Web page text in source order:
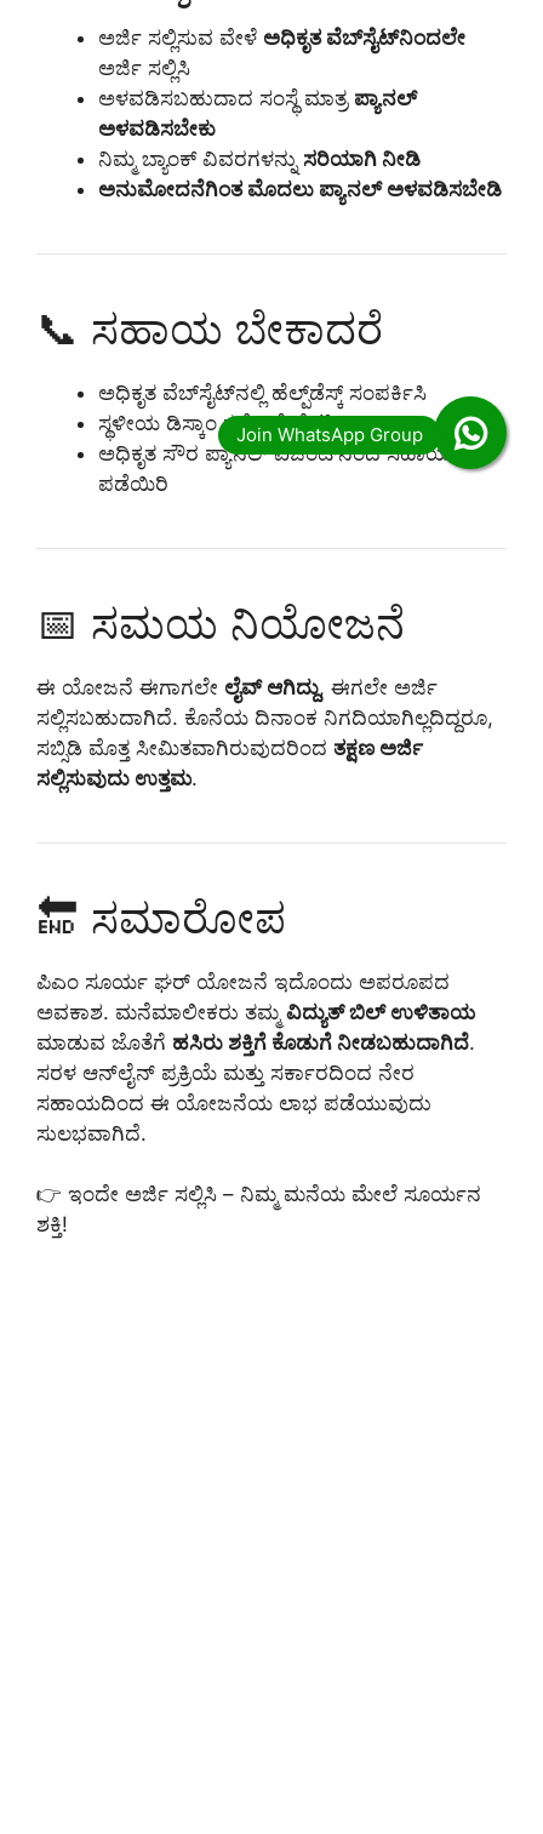
ಅರ್ಜಿ ಸಲ್ಲಿಸುವ ವೇಳೆ ಅಧಿಕೃತ ವೆಬ್‌ಸೈಟ್‌ನಿಂದಲೇ
ಅರ್ಜಿ ಸಲ್ಲಿಸಿ
ಅಳವಡಿಸಬಹುದಾದ ಸಂಸ್ಥೆ ಮಾತ್ರ ಪ್ಯಾನಲ್
ಅಳವಡಿಸಬೇಕು
ನಿಮ್ಮ ಬ್ಯಾಂಕ್ ವಿವರಗಳನ್ನು ಸರಿಯಾಗಿ ನೀಡಿ
ಅನುಮೋದನೆಗಿಂತ ಮೊದಲು ಪ್ಯಾನಲ್ ಅಳವಡಿಸಬೇಡಿ
📞 ಸಹಾಯ ಬೇಕಾದರೆ
ಅಧಿಕೃತ ವೆಬ್‌ಸೈಟ್‌ನಲ್ಲಿ ಹೆಲ್ಪ್‌ಡೆಸ್ಕ್ ಸಂಪರ್ಕಿಸಿ
ಸ್ಥಳೀಯ ಡಿಸ್ಕಾಂ ಕಚೇರಿಗೆ ಭೇಟಿ ನೀಡಿ
ಅಧಿಕೃತ ಸೌರ ಪ್ಯಾನಲ್ ಏಜೆಂಟ್‌ನಿಂದ ಸಹಾಯ
ಪಡೆಯಿರಿ
📅 ಸಮಯ ನಿಯೋಜನೆ
ಈ ಯೋಜನೆ ಈಗಾಗಲೇ ಲೈವ್ ಆಗಿದ್ದು, ಈಗಲೇ ಅರ್ಜಿ
ಸಲ್ಲಿಸಬಹುದಾಗಿದೆ. ಕೊನೆಯ ದಿನಾಂಕ ನಿಗದಿಯಾಗಿಲ್ಲದಿದ್ದರೂ,
ಸಬ್ಸಿಡಿ ಮೊತ್ತ ಸೀಮಿತವಾಗಿರುವುದರಿಂದ ತಕ್ಷಣ ಅರ್ಜಿ
ಸಲ್ಲಿಸುವುದು ಉತ್ತಮ.
🔚 ಸಮಾರೋಪ
ಪಿಎಂ ಸೂರ್ಯ ಘರ್ ಯೋಜನೆ ಇದೊಂದು ಅಪರೂಪದ
ಅವಕಾಶ. ಮನೆಮಾಲೀಕರು ತಮ್ಮ ವಿದ್ಯುತ್ ಬಿಲ್ ಉಳಿತಾಯ
ಮಾಡುವ ಜೊತೆಗೆ ಹಸಿರು ಶಕ್ತಿಗೆ ಕೊಡುಗೆ ನೀಡಬಹುದಾಗಿದೆ.
ಸರಳ ಆನ್‌ಲೈನ್ ಪ್ರಕ್ರಿಯೆ ಮತ್ತು ಸರ್ಕಾರದಿಂದ ನೇರ
ಸಹಾಯದಿಂದ ಈ ಯೋಜನೆಯ ಲಾಭ ಪಡೆಯುವುದು
ಸುಲಭವಾಗಿದೆ.
👉 ಇಂದೇ ಅರ್ಜಿ ಸಲ್ಲಿಸಿ – ನಿಮ್ಮ ಮನೆಯ ಮೇಲೆ ಸೂರ್ಯನ
ಶಕ್ತಿ!